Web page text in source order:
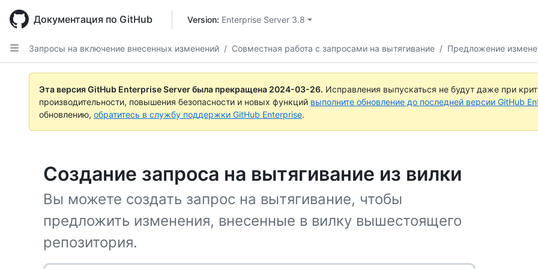
main
content
Документация по GitHub Version: Enterprise Server 3.8
Запросы на включение внесенных изменений / Совместная работа с запросами на вытягивание / Предложение
Эта версия GitHub Enterprise Server была прекращена 2024-03-26. Исправления выпускаться не будут даже при
производительности, повышения безопасности и новых функций выполните обновление до последней версии GitHub
обновлению, обратитесь в службу поддержки GitHub Enterprise.
Создание запроса на вытягивание из вилки
Вы можете создать запрос на вытягивание, чтобы
предложить изменения, внесенные в вилку вышестоящего
репозитория.